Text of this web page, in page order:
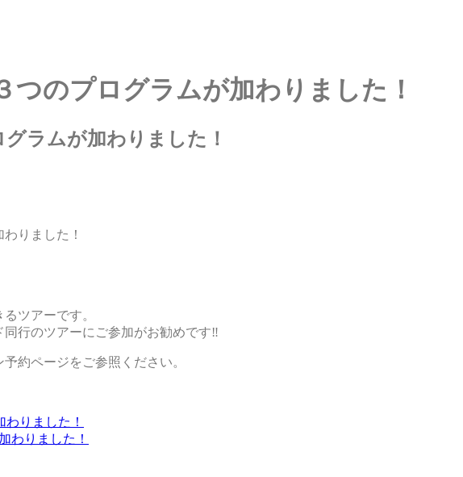
つのプログラムが加わりました！
ラムが加わりました！
りました！
ツアーです。
行のツアーにご参加がお勧めです‼
約ページをご参照ください。
りました！
わりました！